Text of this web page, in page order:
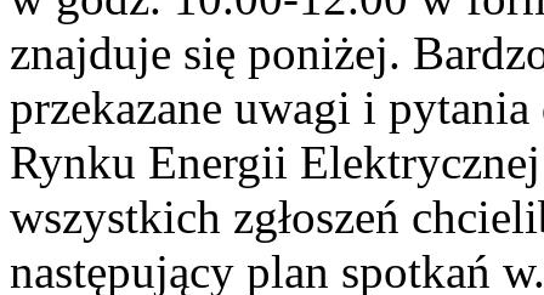
znajduje się poniżej.
przekazane uwagi i
Rynku Energii
wszystkich zgłoszeń
następujący plan spotkań